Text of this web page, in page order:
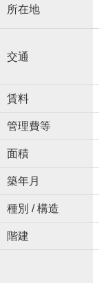
所在地
交通
賃料
管理費等
面積
築年月
種別 / 構造
階建